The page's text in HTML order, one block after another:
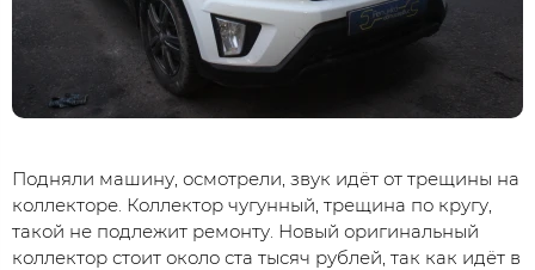
Подняли машину, осмотрели, звук идёт от трещины на
коллекторе. Коллектор чугунный, трещина по кругу,
такой не подлежит ремонту. Новый оригинальный
коллектор стоит около ста тысяч рублей, так как идёт в